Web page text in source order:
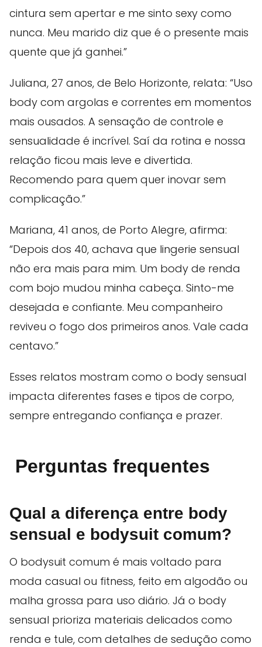
cintura sem apertar e me sinto sexy como
nunca. Meu marido diz que é o presente mais
quente que já ganhei.”
Juliana, 27 anos, de Belo Horizonte, relata: “Uso
body com argolas e correntes em momentos
mais ousados. A sensação de controle e
sensualidade é incrível. Saí da rotina e nossa
relação ficou mais leve e divertida.
Recomendo para quem quer inovar sem
complicação.”
Mariana, 41 anos, de Porto Alegre, afirma:
“Depois dos 40, achava que lingerie sensual
não era mais para mim. Um body de renda
com bojo mudou minha cabeça. Sinto-me
desejada e confiante. Meu companheiro
reviveu o fogo dos primeiros anos. Vale cada
centavo.”
Esses relatos mostram como o body sensual
impacta diferentes fases e tipos de corpo,
sempre entregando confiança e prazer.
Perguntas frequentes
Qual a diferença entre body
sensual e bodysuit comum?
O bodysuit comum é mais voltado para
moda casual ou fitness, feito em algodão ou
malha grossa para uso diário. Já o body
sensual prioriza materiais delicados como
renda e tule, com detalhes de sedução como